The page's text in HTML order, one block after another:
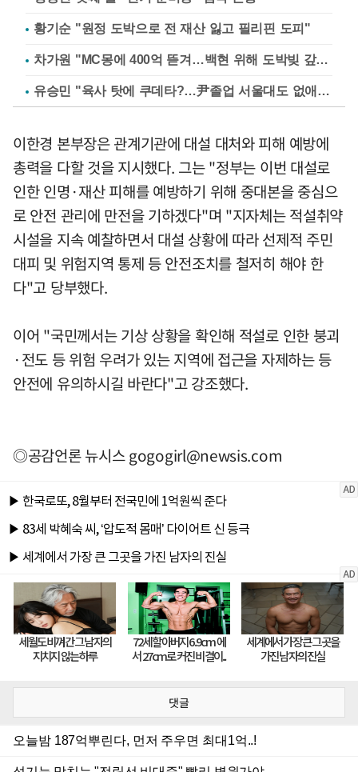
황기순 "원정 도박으로 전 재산 잃고 필리핀 도피"
차가원 "MC몽에 400억 뜯겨…백현 위해 도박빚 갚아줘"
유승민 "육사 탓에 쿠데타?…尹졸업 서울대도 없애나"
이한경 본부장은 관계기관에 대설 대처와 피해 예방에
총력을 다할 것을 지시했다. 그는 "정부는 이번 대설로
인한 인명·재산 피해를 예방하기 위해 중대본을 중심으
로 안전 관리에 만전을 기하겠다"며 "지자체는 적설취약
시설을 지속 예찰하면서 대설 상황에 따라 선제적 주민
대피 및 위험지역 통제 등 안전조치를 철저히 해야 한
다"고 당부했다.
이어 "국민께서는 기상 상황을 확인해 적설로 인한 붕괴
·전도 등 위험 우려가 있는 지역에 접근을 자제하는 등
안전에 유의하시길 바란다"고 강조했다.
◎공감언론 뉴시스gogogirl@newsis.com
댓글